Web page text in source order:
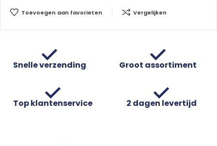
Toevoegen aan favorieten Vergelijken
Snelle verzending Groot assortiment
Top klantenservice 2 dagen levertijd